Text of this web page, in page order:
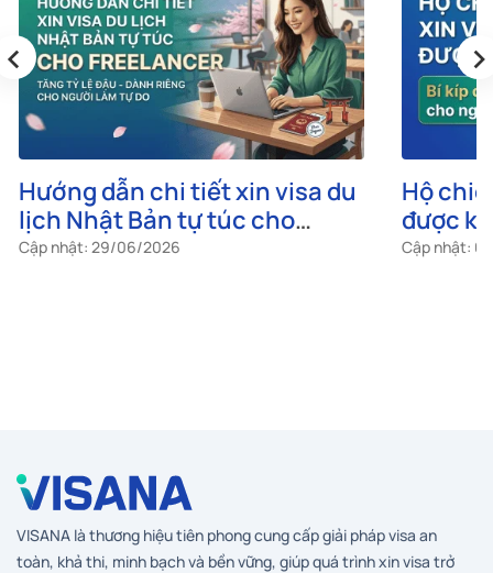
Hướng dẫn chi tiết xin visa du
lịch Nhật Bản tự túc cho
freelancer
Cập nhật: 29/06/2026
Hộ
được
cho
Cập nhật:
‹ ›
VISANA là thương hiệu tiên phong cung cấp giải pháp visa an
toàn, khả thi, minh bạch và bền vững, giúp quá trình xin visa trở